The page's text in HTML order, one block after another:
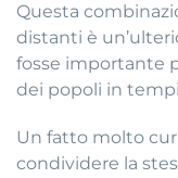
Questa
distanti è
fosse importante
dei popoli in
Un fatto molto
condividere la